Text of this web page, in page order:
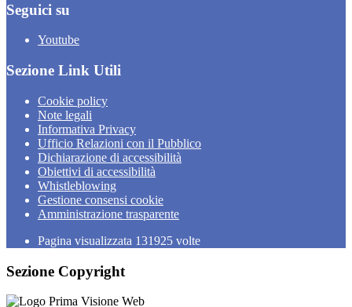
Seguici su
Youtube
Sezione Link Utili
Cookie policy
Note legali
Informativa Privacy
Ufficio Relazioni con il Pubblico
Dichiarazione di accessibilità
Obiettivi di accessibilità
Whistleblowing
Gestione consensi cookie
Amministrazione trasparente
Pagina visualizzata 131925 volte
Sezione Copyright